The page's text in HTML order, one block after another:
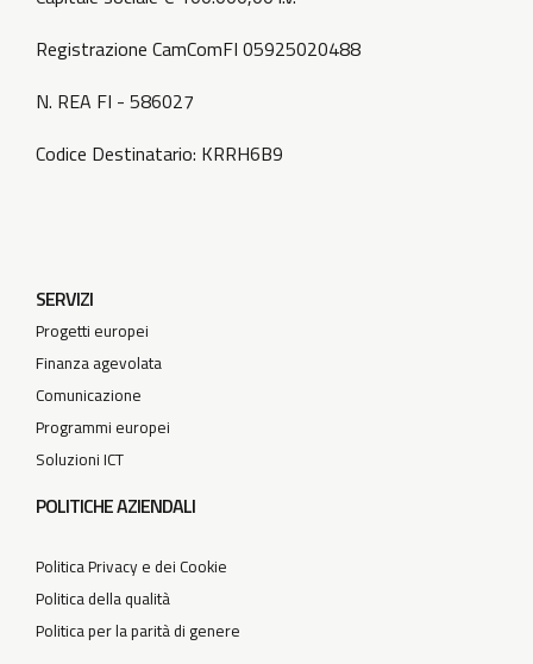
Registrazione CamComFI 05925020488
N. REA FI - 586027
Codice Destinatario: KRRH6B9
SERVIZI
Progetti europei
Finanza agevolata
Comunicazione
Programmi europei
Soluzioni ICT
POLITICHE AZIENDALI
Politica Privacy e dei Cookie
Politica della qualità
Politica per la parità di genere